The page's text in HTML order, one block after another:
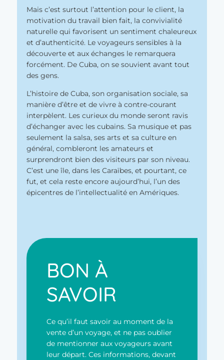
Mais c’est surtout l’attention pour le client, la
motivation du travail bien fait, la convivialité
naturelle qui favorisent un sentiment chaleureux
et d’authenticité. Le voyageurs sensibles à la
découverte et aux échanges le remarquera
forcément. De Cuba, on se souvient avant tout
des gens.
L’histoire de Cuba, son organisation sociale, sa
manière d’être et de vivre à contre-courant
interpèlent. Les curieux du monde seront ravis
d’échanger avec les cubains. Sa musique et pas
seulement la salsa, ses arts et sa culture en
général, combleront les amateurs et
surprendront bien des visiteurs par son niveau.
C’est une île, dans les Caraïbes, et pourtant, ce
fut, et cela reste encore aujourd’hui, l’un des
épicentres de l’intellectualité en Amériques.
BON À
SAVOIR
Ce qu’il faut savoir au moment de la
vente d’un voyage, et ne pas oublier
de mentionner aux voyageurs avant
leur départ. Ces informations, devant